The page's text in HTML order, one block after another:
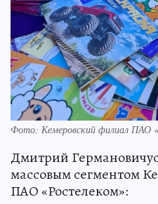
Фото: Кемеровский филиал ПАО
Дмитрий
массовым сегментом
ПАО «Ростелеком»: